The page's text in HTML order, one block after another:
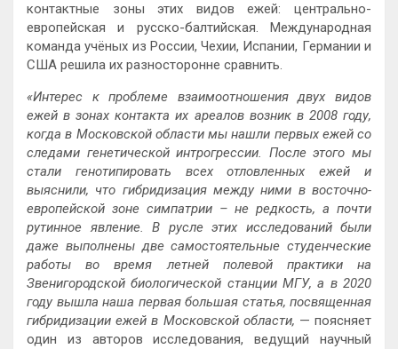
контактные зоны этих видов ежей: центрально-
европейская и русско-балтийская. Международная
команда учёных из России, Чехии, Испании, Германии и
США решила их разносторонне сравнить.
«Интерес к проблеме взаимоотношения двух видов
ежей в зонах контакта их ареалов возник в 2008 году,
когда в Московской области мы нашли первых ежей со
следами генетической интрогрессии. После этого мы
стали генотипировать всех отловленных ежей и
выяснили, что гибридизация между ними в восточно-
европейской зоне симпатрии – не редкость, а почти
рутинное явление. В русле этих исследований были
даже выполнены две самостоятельные студенческие
работы во время летней полевой практики на
Звенигородской биологической станции МГУ, а в 2020
году вышла наша первая большая статья, посвященная
гибридизации ежей в Московской области, — поясняет
один из авторов исследования, ведущий научный